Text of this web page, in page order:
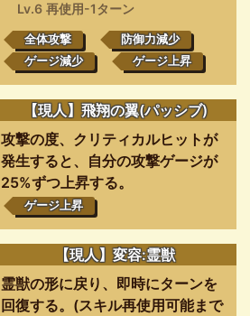
Lv.6 再使用-1ターン
全体攻撃
防御力減少
ゲージ減少
ゲージ上昇
【現人】飛翔の翼(パッシブ)
攻撃の度、クリティカルヒットが
発生すると、自分の攻撃ゲージが
25%ずつ上昇する。
ゲージ上昇
【現人】変容:霊獣
霊獣の形に戻り、即時にターンを
回復する。(スキル再使用可能まで